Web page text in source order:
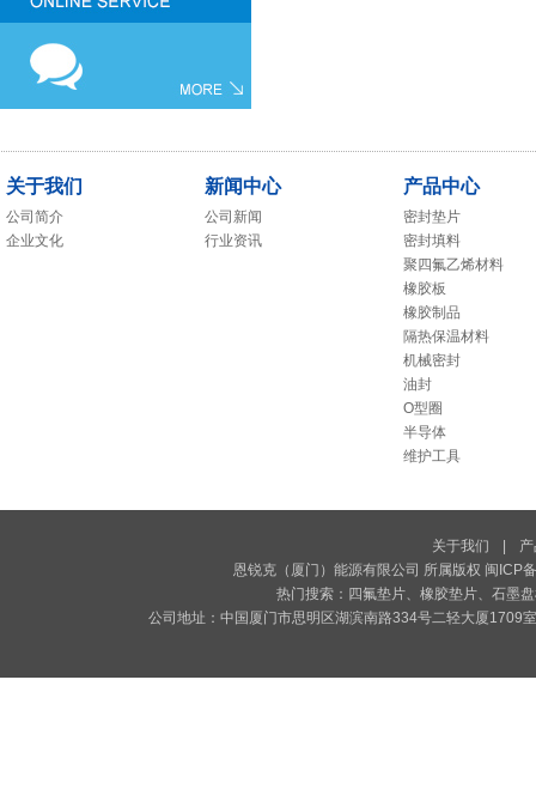
关于我们
公司简介
企业文化
新闻中心
公司新闻
行业资讯
产品中心
密封垫片
密封填料
聚四氟乙烯材料
橡胶板
橡胶制品
隔热保温材料
机械密封
油封
O型圈
半导体
维护工具
关于我们
恩锐克（厦门）能源有限公司 所属版权 闽ICP
热门搜索： 四氟垫片、 橡胶垫片、 石墨
公司地址：中国厦门市思明区湖滨南路334号二轻大厦